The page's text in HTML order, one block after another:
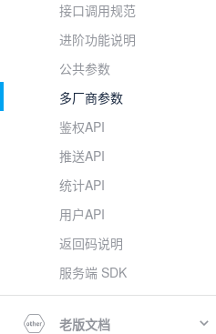
接口调用规范
进阶功能说明
公共参数
多厂商参数
鉴权API
推送API
统计API
用户API
返回码说明
服务端 SDK
老版文档